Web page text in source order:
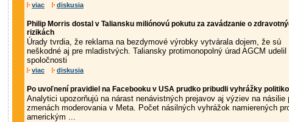
viac diskusia
Philip Morris dostal v Taliansku miliónovú pokutu za zavádzanie o
rizikách
Úrady tvrdia, že reklama na bezdymové výrobky vytvárala dojem, že sú
neškodné aj pre mladistvých. Taliansky protimonopolný úrad AGCM udelil
spoločnosti
viac diskusia
Po uvoľnení pravidiel na Facebooku v USA prudko pribudli vyhrážky
Analytici upozorňujú na nárast nenávistných prejavov aj výziev na násilie
zmenách moderovania v Meta. Počet násilných vyhrážok namierených
americkým ...